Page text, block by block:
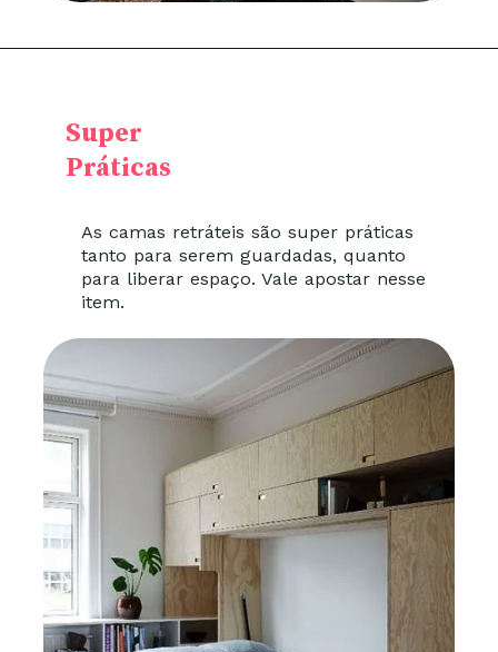
As camas retráteis são super práticas
tanto para serem guardadas, quanto
para liberar espaço. Vale apostar nesse
item.
Super
Práticas